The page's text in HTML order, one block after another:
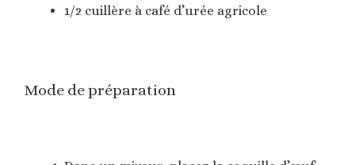
1/2 cuillère à café d’urée agricole
Mode de préparation